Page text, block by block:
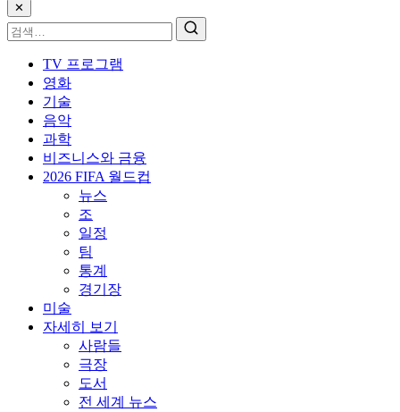
✕
TV 프로그램
영화
기술
음악
과학
비즈니스와 금융
2026 FIFA 월드컵
뉴스
조
일정
팀
통계
경기장
미술
자세히 보기
사람들
극장
도서
전 세계 뉴스